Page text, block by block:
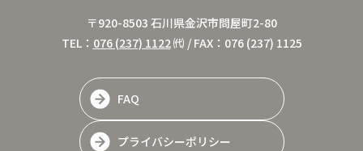
〒920-8503 石川県金沢市問屋町2-80
TEL： 076 (237) 1122㈹ / FAX：076 (237) 1125
FAQ
プライバシーポリシー